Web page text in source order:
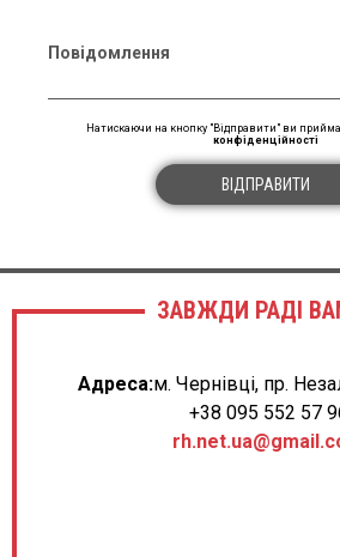
Повідомлення
Натискаючи на кнопку "Відправити" ви
конфіденційності
ВІДПРАВИТИ
ЗАВЖДИ РАДІ
Адреса:м. Чернівці, пр.
+38 095 552 57